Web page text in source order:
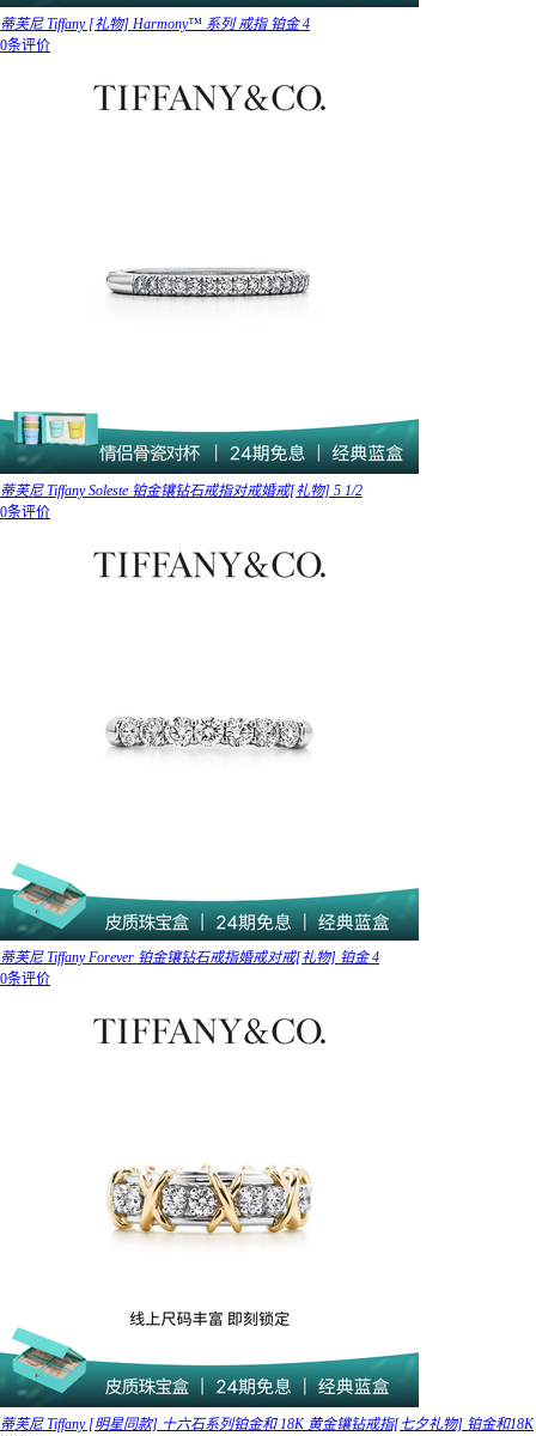
蒂芙尼 Tiffany [礼物] Harmony™ 系列 戒指 铂金 4
0条评价
蒂芙尼 Tiffany Soleste 铂金镶钻石戒指对戒婚戒[礼物] 5 1/2
0条评价
蒂芙尼 Tiffany Forever 铂金镶钻石戒指婚戒对戒[礼物] 铂金 4
0条评价
蒂芙尼 Tiffany [明星同款] 十六石系列铂金和 18K 黄金镶钻戒指[七夕礼物] 铂金和18K